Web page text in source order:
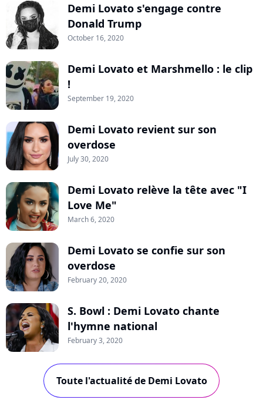
Demi Lovato s'engage contre
Donald Trump
October 16, 2020
Demi Lovato et Marshmello : le clip
!
September 19, 2020
Demi Lovato revient sur son
overdose
July 30, 2020
Demi Lovato relève la tête avec "I
Love Me"
March 6, 2020
Demi Lovato se confie sur son
overdose
February 20, 2020
S. Bowl : Demi Lovato chante
l'hymne national
February 3, 2020
Toute l'actualité de Demi Lovato